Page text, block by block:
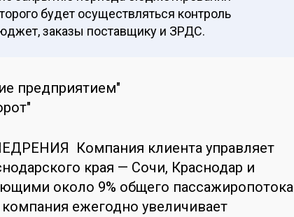
будет осуществляться контроль
заказы поставщику и ЗРДС.
предприятием"
Компания клиента управляет
края — Сочи, Краснодар и
около 9% общего пассажиропотока
ежегодно увеличивает